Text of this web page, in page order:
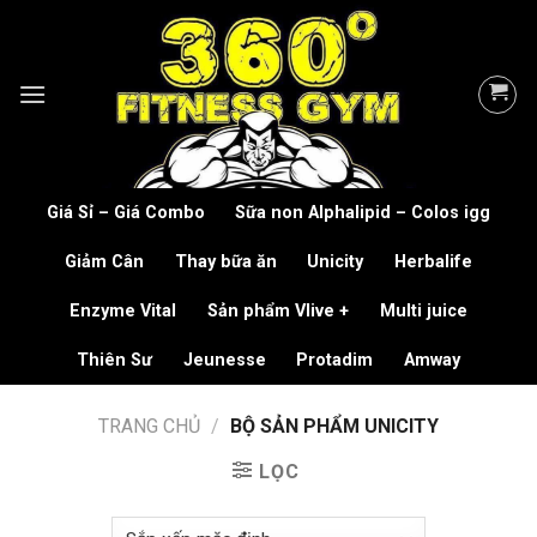
Giá Sỉ – Giá Combo Sữa non Alphalipid – Colos igg
Giảm Cân Thay bữa ăn Unicity Herbalife
Enzyme Vital Sản phẩm Vlive + Multi juice
Thiên Sư Jeunesse Protadim Amway
TRANG CHỦ / BỘ SẢN PHẨM UNICITY
LỌC